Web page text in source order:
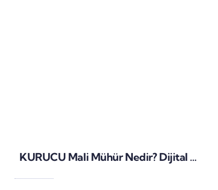
KURUCU Mali Mühür Nedir? Dijital Güvenlik ve Yasal Zorunluluklar